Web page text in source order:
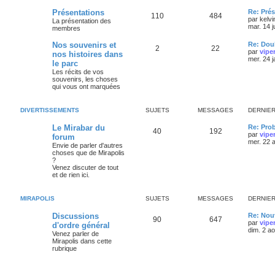
Présentations
La présentation des
membres
110 484
Re:
par
mar. 14
Nos souvenirs et
nos histoires dans
le parc
Les récits de vos
souvenirs, les choses
qui vous ont marquées
2 22
Re:
par
mer. 24
DIVERTISSEMENTS SUJETS MESSAGES
Le Mirabar du
forum
Envie de parler d'autres
choses que de Mirapolis
?
Venez discuter de tout
et de rien ici.
40 192
Re:
par
mer. 22
MIRAPOLIS SUJETS MESSAGES
Discussions
d'ordre général
Venez parler de
Mirapolis dans cette
rubrique
90 647
Re:
par
dim. 2